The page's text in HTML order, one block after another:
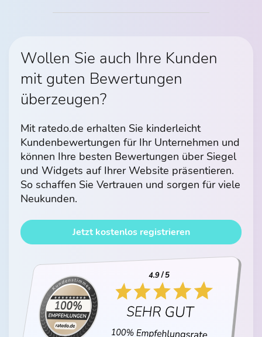
Wollen Sie auch Ihre Kunden
mit guten Bewertungen
überzeugen?
Mit ratedo.de erhalten Sie kinderleicht
Kundenbewertungen für Ihr Unternehmen und
können Ihre besten Bewertungen über Siegel
und Widgets auf Ihrer Website präsentieren.
So schaffen Sie Vertrauen und sorgen für viele
Neukunden.
Jetzt kostenlos registrieren